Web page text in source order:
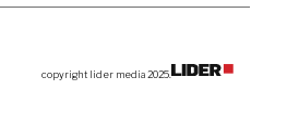
copyright lider media 2025.